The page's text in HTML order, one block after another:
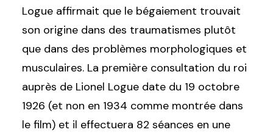
Logue affirmait que le bégaiement trouvait
son origine dans des traumatismes plutôt
que dans des problèmes morphologiques et
musculaires. La première consultation du roi
auprès de Lionel Logue date du 19 octobre
1926 (et non en 1934 comme montrée dans
le film) et il effectuera 82 séances en une